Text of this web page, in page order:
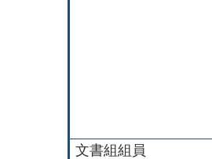
文書組組員